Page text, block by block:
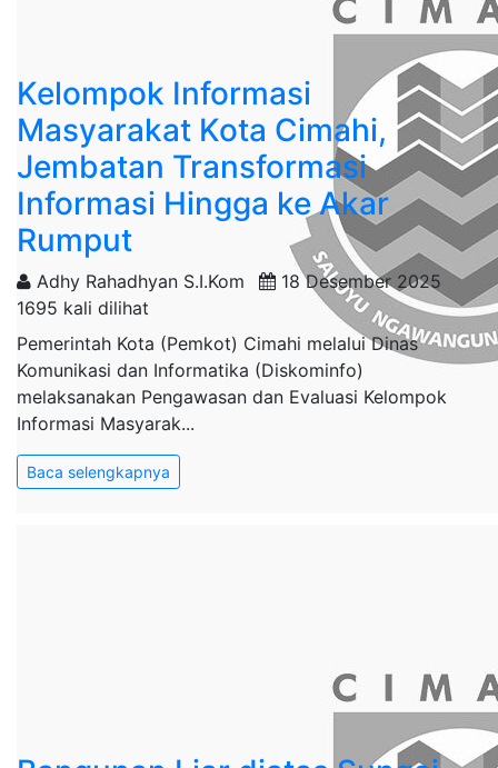
Kelompok Informasi
Masyarakat Kota Cimahi,
Jembatan Transformasi
Informasi Hingga ke Akar
Rumput
Adhy Rahadhyan S.I.Kom
18 Desember 2025
1695 kali dilihat
Pemerintah Kota (Pemkot) Cimahi melalui Dinas
Komunikasi dan Informatika (Diskominfo)
melaksanakan Pengawasan dan Evaluasi Kelompok
Informasi Masyarak...
Baca selengkapnya